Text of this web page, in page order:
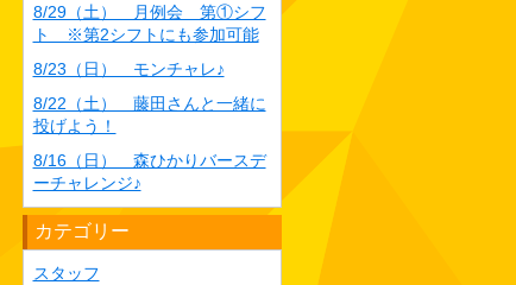
8/29（土） 月例会 第①シフ
ト ※第2シフトにも参加可能
8/23（日） モンチャレ♪
8/22（土） 藤田さんと一緒に
投げよう！
8/16（日） 森ひかりバースデ
ーチャレンジ♪
カテゴリー
スタッフ